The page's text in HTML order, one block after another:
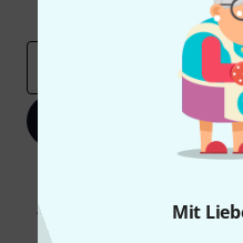
Mit
Inspirierende Beiträge
Jetzt
Abmeldung ist jederzeit möglich.